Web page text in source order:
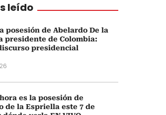
leído
posesión de Abelardo De la
presidente de Colombia:
presidencial
es la posesión de
de la Espriella este 7 de